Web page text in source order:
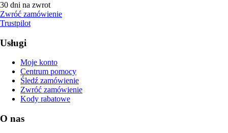
30 dni na zwrot
Zwróć zamówienie
Trustpilot
Usługi
Moje konto
Centrum pomocy
Śledź zamówienie
Zwróć zamówienie
Kody rabatowe
O nas